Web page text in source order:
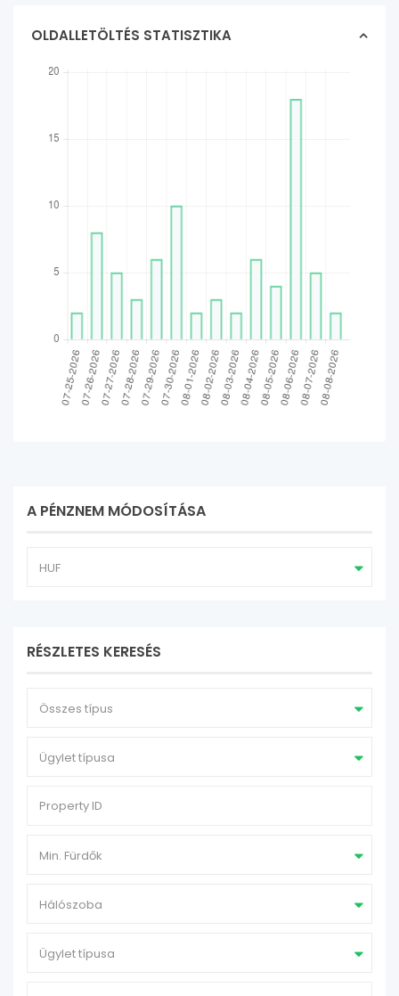
OLDALLETÖLTÉS STATISZTIKA
A PÉNZNEM MÓDOSÍTÁSA
HUF
RÉSZLETES KERESÉS
Összes típus
Ügylet típusa
Min. Fürdők
Hálószoba
Ügylet típusa